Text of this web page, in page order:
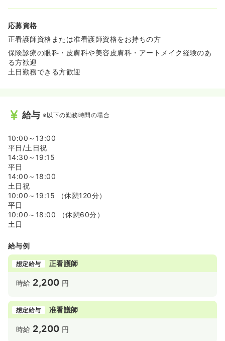
応募資格
正看護師資格または准看護師資格をお持ちの方
保険診療の眼科・皮膚科や美容皮膚科・アートメイク経験のあ
る方歓迎
土日勤務できる方歓迎
給与 ※以下の勤務時間の場合
10:00～13:00
平日/土日祝
14:30～19:15
平日
14:00～18:00
土日祝
10:00～19:15 （休憩120分）
平日
10:00～18:00 （休憩60分）
土日
給与例
想定給与 正看護師
時給 2,200 円
想定給与 准看護師
時給 2,200 円